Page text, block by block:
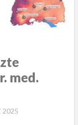
med.
2025